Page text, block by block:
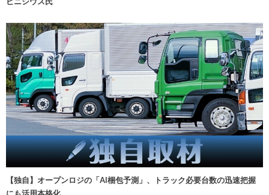
【独自】オープンロジの「AI梱包予測」、トラック必要台数の迅速把握